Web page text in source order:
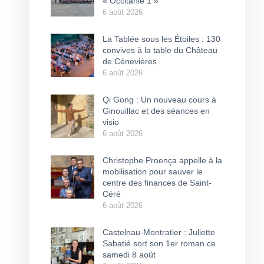
6 août 2026
La Tablée sous les Étoiles : 130
convives à la table du Château
de Cénevières
6 août 2026
Qi Gong : Un nouveau cours à
Ginouillac et des séances en
visio
6 août 2026
Christophe Proença appelle à la
mobilisation pour sauver le
centre des finances de Saint-
Céré
6 août 2026
Castelnau-Montratier : Juliette
Sabatié sort son 1er roman ce
samedi 8 août